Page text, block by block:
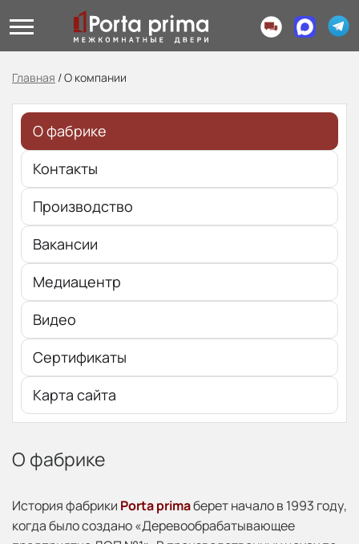
Главная /О компании
О фабрике
Контакты
Производство
Вакансии
Медиацентр
Видео
Сертификаты
Карта сайта
О фабрике
История фабрики Porta primaберет начало в 1993 году,
когда было создано «Деревообрабатывающее